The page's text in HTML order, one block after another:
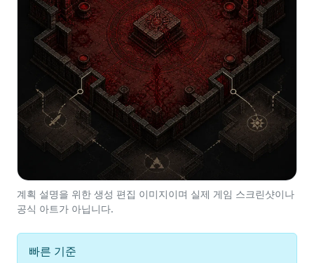
계획 설명을 위한 생성 편집 이미지이며 실제 게임 스크린샷이나
공식 아트가 아닙니다.
빠른 기준